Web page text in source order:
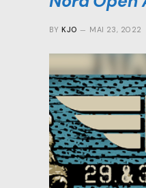
BY KJO MAI 23, 2022